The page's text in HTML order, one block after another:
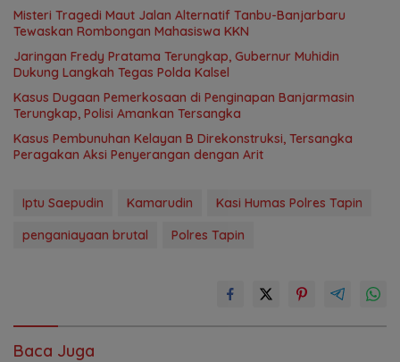
Misteri Tragedi Maut Jalan Alternatif Tanbu-Banjarbaru
Tewaskan Rombongan Mahasiswa KKN
Jaringan Fredy Pratama Terungkap, Gubernur Muhidin
Dukung Langkah Tegas Polda Kalsel
Kasus Dugaan Pemerkosaan di Penginapan Banjarmasin
Terungkap, Polisi Amankan Tersangka
Kasus Pembunuhan Kelayan B Direkonstruksi, Tersangka
Peragakan Aksi Penyerangan dengan Arit
Iptu Saepudin Kamarudin
Kasi Humas Polres Tapin
penganiayaan brutal
Polres Tapin
Baca Juga